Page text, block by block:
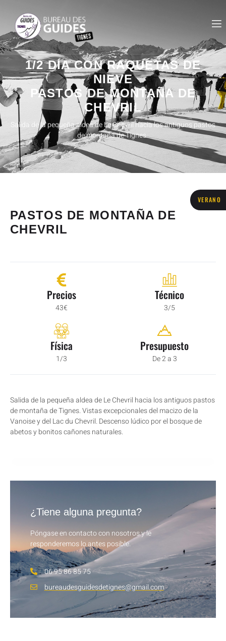
VERANO
1/2 DÍA CON RAQUETAS DE
NIEVE
PASTOS DE MONTAÑA DE
CHEVRIL
Salida de la pequeña aldea de Le Chevril hacia los antiguos pastos
de montaña de Tignes.
PASTOS DE MONTAÑA DE
CHEVRIL
Precios
43€
Técnico
3/5
Física
1/3
Presupuesto
De 2 a 3
Salida de la pequeña aldea de Le Chevril hacia los antiguos pastos
de montaña de Tignes. Vistas excepcionales del macizo de la
Vanoise y del Lac du Chevril. Descenso lúdico por el bosque de
abetos y bonitos cañones naturales.
¿Tiene alguna pregunta?
Póngase en contacto con nosotros y le
responderemos lo antes posible.
06 95 86 85 75
bureaudesguidesdetignes@gmail.com